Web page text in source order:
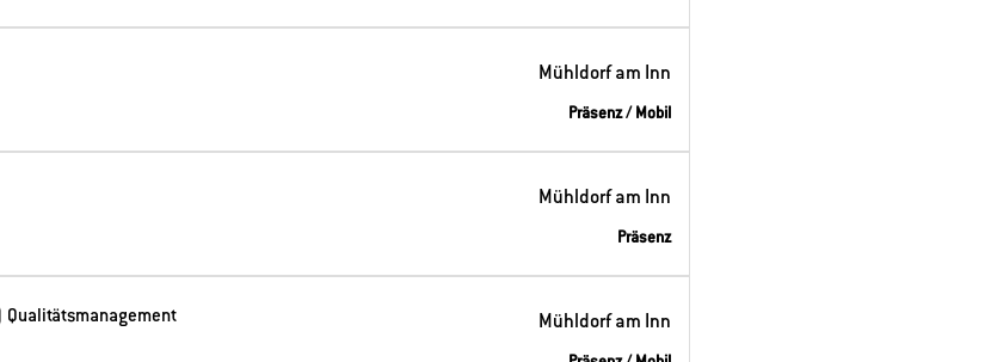
Mühldorf am Inn
Präsenz / Mobil
Mühldorf am Inn
Präsenz
Mühldorf am Inn